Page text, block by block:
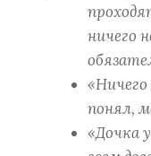
ничего
понял,
«Дочка